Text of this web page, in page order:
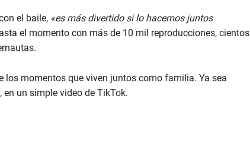
el baile, «es más divertido si lo hacemos juntos
el momento con más de 10 mil reproducciones, cientos
los momentos que viven juntos como familia. Ya sea
un simple video de TikTok.